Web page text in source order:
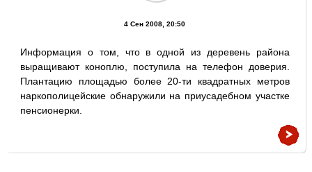
4 Сен 2008, 20:50
Информация о том, что в одной из деревень района
выращивают коноплю, поступила на телефон доверия.
Плантацию площадью более 20-ти квадратных метров
наркополицейские обнаружили на приусадебном участке
пенсионерки.